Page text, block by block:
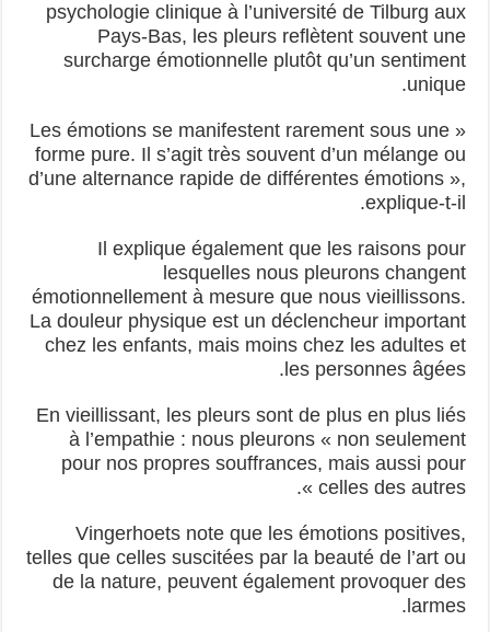
psychologie clinique à l’université de Tilburg aux
Pays-Bas, les pleurs reflètent souvent une
surcharge émotionnelle plutôt qu’un sentiment
unique.
« Les émotions se manifestent rarement sous une
forme pure. Il s’agit très souvent d’un mélange ou
d’une alternance rapide de différentes émotions »,
explique-t-il.
Il explique également que les raisons pour
lesquelles nous pleurons changent
émotionnellement à mesure que nous vieillissons.
La douleur physique est un déclencheur important
chez les enfants, mais moins chez les adultes et
les personnes âgées.
En vieillissant, les pleurs sont de plus en plus liés
à l’empathie : nous pleurons « non seulement
pour nos propres souffrances, mais aussi pour
celles des autres ».
Vingerhoets note que les émotions positives,
telles que celles suscitées par la beauté de l’art ou
de la nature, peuvent également provoquer des
larmes.